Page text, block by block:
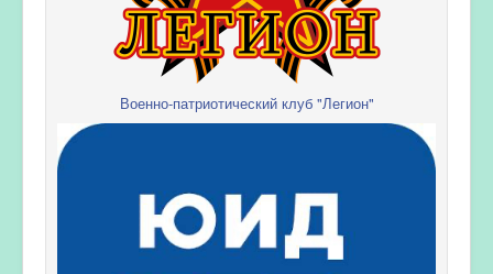
Военно-патриотический клуб "Легион"